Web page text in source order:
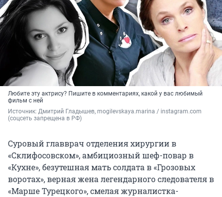
Любите эту актрису? Пишите в комментариях, какой у вас любимый
фильм с ней
Источник: Дмитрий Гладышев, mogilevskaya.marina / instagram.com
(соцсеть запрещена в РФ)
Суровый главврач отделения хирургии в
«Склифосовском», амбициозный шеф-повар в
«Кухне», безутешная мать солдата в «Грозовых
воротах», верная жена легендарного следователя в
«Марше Турецкого», смелая журналистка-